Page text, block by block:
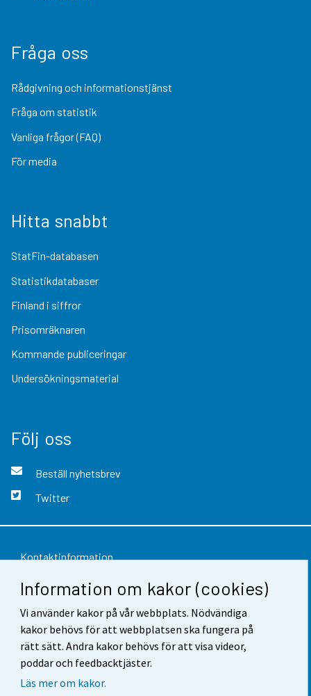
Information om kakor (cookies)
Vi använder kakor på vår webbplats. Nödvändiga
kakor behövs för att webbplatsen ska fungera på
rätt sätt. Andra kakor behövs för att visa videor,
poddar och feedbacktjäster.
Läs mer om kakor.
Fråga oss
Rådgivning och informationstjänst
Fråga om statistik
Vanliga frågor (FAQ)
För media
Hitta snabbt
StatFin-databasen
Statistikdatabaser
Finland i siffror
Prisomräknaren
Kommande publiceringar
Undersökningsmaterial
Följ oss
Beställ nyhetsbrev
Twitter
Kontaktinformation
Respons
Användarvillkor
Dataskydd
Tillgänglighet